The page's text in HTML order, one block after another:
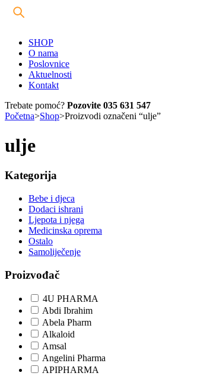
SHOP
O nama
Poslovnice
Aktuelnosti
Kontakt
Trebate pomoć? Pozovite 035 631 547
Početna>Shop>Proizvodi označeni “ulje”
ulje
Kategorija
Bebe i djeca
Dodaci ishrani
Ljepota i njega
Medicinska oprema
Ostalo
Samoliječenje
Proizvođač
4U PHARMA
Abdi Ibrahim
Abela Pharm
Alkaloid
Amsal
Angelini Pharma
APIPHARMA